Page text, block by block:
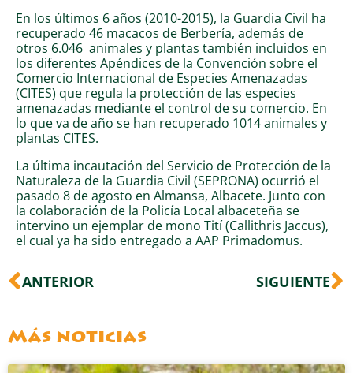
En los últimos 6 años (2010-2015), la Guardia Civil ha
recuperado 46 macacos de Berbería, además de
otros 6.046 animales y plantas también incluidos en
los diferentes Apéndices de la Convención sobre el
Comercio Internacional de Especies Amenazadas
(CITES) que regula la protección de las especies
amenazadas mediante el control de su comercio. En
lo que va de año se han recuperado 1014 animales y
plantas CITES.
La última incautación del Servicio de Protección de la
Naturaleza de la Guardia Civil (SEPRONA) ocurrió el
pasado 8 de agosto en Almansa, Albacete. Junto con
la colaboración de la Policía Local albaceteña se
intervino un ejemplar de mono Tití (Callithris Jaccus),
el cual ya ha sido entregado a AAP Primadomus.
Ant
ANTERIOR SIGUIENTE
Más noticias